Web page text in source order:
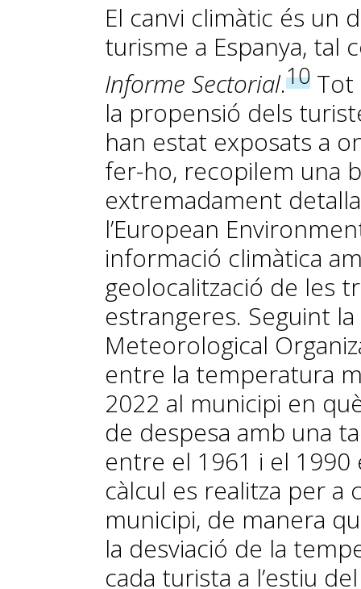
El canvi climàtic és un
turisme a Espanya, tal
Informe Sectorial.10 Tot
la propensió dels
han estat exposats a
fer-ho, recopilem una
extremadament
l’European
informació climàtica
geolocalització de les
estrangeres. Seguint
Meteorological
entre la temperatura
2022 al municipi en
de despesa amb una
entre el 1961 i el 1990
càlcul es realitza per a
municipi, de manera
la desviació de la
cada turista a l’estiu